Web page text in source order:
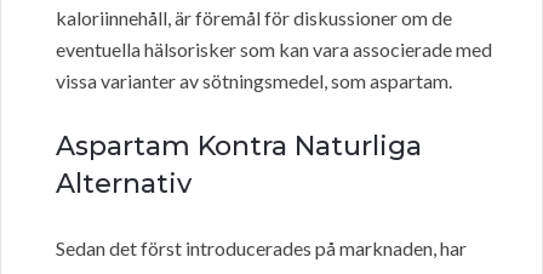
kaloriinnehåll, är föremål för diskussioner om de
eventuella hälsorisker som kan vara associerade med
vissa varianter av sötningsmedel, som aspartam.
Aspartam Kontra Naturliga
Alternativ
Sedan det först introducerades på marknaden, har